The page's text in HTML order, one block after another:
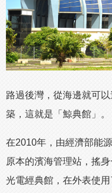
路過後灣，從海邊就可
築，這就是「鯨典館」。
在2010年，由經濟部能
原本的濱海管理站，搖
光電經典館，在外表使